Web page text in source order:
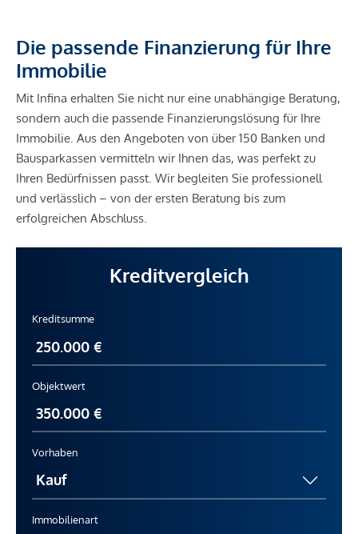
Die passende Finanzierung für Ihre
Immobilie
Mit Infina erhalten Sie nicht nur eine unabhängige Beratung,
sondern auch die passende Finanzierungslösung für Ihre
Immobilie. Aus den Angeboten von über 150 Banken und
Bausparkassen vermitteln wir Ihnen das, was perfekt zu
Ihren Bedürfnissen passt. Wir begleiten Sie professionell
und verlässlich – von der ersten Beratung bis zum
erfolgreichen Abschluss.
Kreditvergleich
Kreditsumme
Objektwert
Vorhaben
Immobilienart